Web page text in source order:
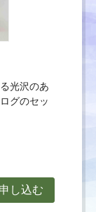
光沢のあ
グのセッ
し込む